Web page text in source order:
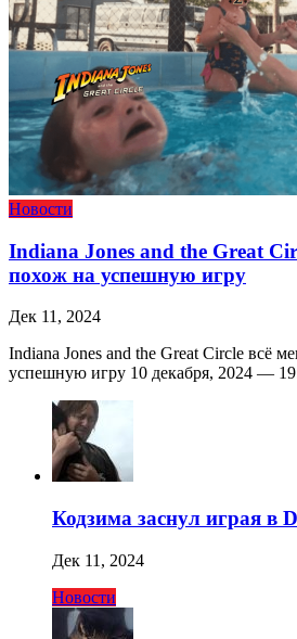
Новости
Indiana Jones and the Great
похож на успешную игру
Дек 11, 2024
Indiana Jones and the Great Circle всё
успешную игру 10 декабря, 2024 —
Кодзима заснул играя в
Дек 11, 2024
Новости